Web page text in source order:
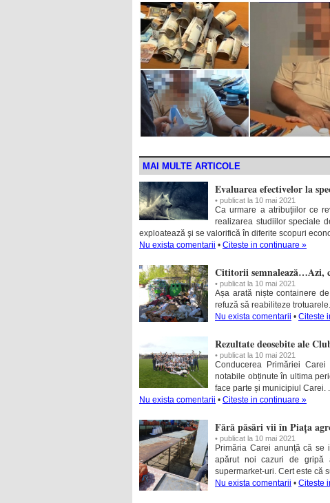
MAI MULTE ARTICOLE
Evaluarea efectivelor la
• publicat la 10 mai 2021
Ca urmare a atribuţiilor ce
realizarea studiilor speciale
exploatează şi se valorifică în diferite scopuri
Nu exista comentarii • Citeste in continuare »
Cititorii semnalează…Azi,
• publicat la 10 mai 2021
Așa arată niște containere
refuză să reabiliteze trotuarele.
Nu exista comentarii • Citeste
Rezultate deosebite ale
• publicat la 10 mai 2021
Conducerea Primăriei
notabile obținute în ultima
face parte și municipiul Carei.
Nu exista comentarii • Citeste in continuare »
Fără păsări vii în Piața
• publicat la 10 mai 2021
Primăria Carei anunță că se
apărut noi cazuri de gripă
supermarket-uri. Cert este că
Nu exista comentarii • Citeste